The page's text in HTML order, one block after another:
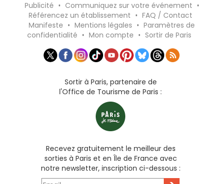
Publicité • Communiquez sur votre événement •
Référencez un établissement • FAQ / Contact
Manifeste • Mentions légales • Paramètres de
confidentialité • Mon compte • Sortir de Paris
Sortir à Paris, partenaire de
l'Office de Tourisme de Paris :
Recevez gratuitement le meilleur des
sorties à Paris et en Île de France avec
notre newsletter, inscription ci-dessous :